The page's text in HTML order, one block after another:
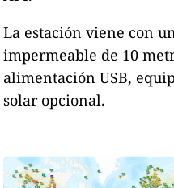
La estación viene con
impermeable de 10
alimentación USB,
solar opcional.